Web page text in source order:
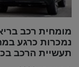
נמכרות כרגע
תעשיית הרכב